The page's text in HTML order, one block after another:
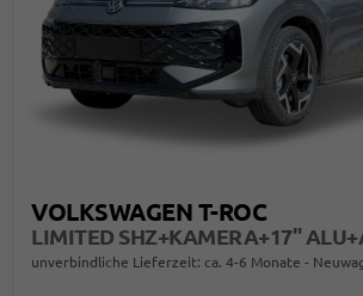
VOLKSWAGEN T-ROC
unverbindliche Lieferzeit: ca. 4-6 Monate